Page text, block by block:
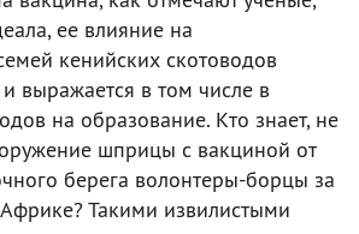
ее влияние на
кенийских скотоводов
и выражается в том числе в
на образование. Кто знает, не
шприцы с вакциной от
берега волонтеры-борцы за
Такими извилистыми